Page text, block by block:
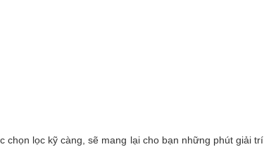
lọc kỹ càng, sẽ mang lại cho bạn những phút giải trí